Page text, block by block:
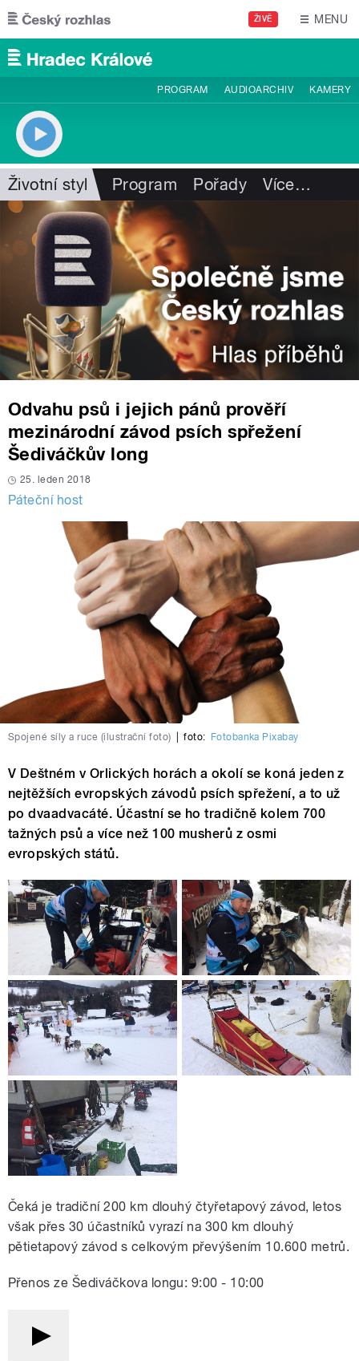
Přejít k hlavnímu obsahu
ŽIVĚ MENU
PROGRAM AUDIOARCHIV KAMERY
Životní styl Program Pořady Více…
Odvahu psů i jejich pánů prověří
mezinárodní závod psích spřežení
Šediváčkův long
25. leden 2018
Páteční host
Spojené síly a ruce (ilustrační foto) foto: Fotobanka Pixabay
V Deštném v Orlických horách a okolí se koná jeden z
nejtěžších evropských závodů psích spřežení, a to už
po dvaadvacáté. Účastní se ho tradičně kolem 700
tažných psů a více než 100 musherů z osmi
evropských států.
Čeká je tradiční 200 km dlouhý čtyřetapový závod, letos
však přes 30 účastníků vyrazí na 300 km dlouhý
pětietapový závod s celkovým převýšením 10.600 metrů.
Přenos ze Šediváčkova longu: 9:00 - 10:00